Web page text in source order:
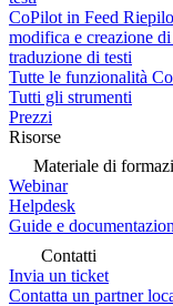
CoPilot in Feed
modifica e creazione
traduzione di testi
Tutte le funzionalità
Tutti gli strumenti
Prezzi
Risorse
Materiale di
Webinar
Helpdesk
Guide e
Contatti
Invia un ticket
Contatta un partner